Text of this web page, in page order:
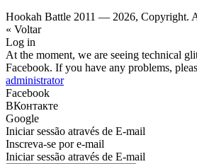
Hookah Battle 2011 — 2026, Copyright.
« Voltar
Log in
At the moment, we are seeing technical
Facebook. If you have any problems,
administrator
Facebook
ВКонтакте
Google
Iniciar sessão através de E-mail
Inscreva-se por e-mail
Iniciar sessão através de E-mail